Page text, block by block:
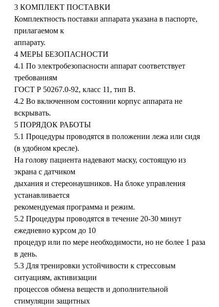
3 КОМПЛЕКТ ПОСТАВКИ
Комплектность поставки аппарата указана в паспорте,
прилагаемом к
аппарату.
4 МЕРЫ БЕЗОПАСНОСТИ
4.1 По электробезопасности аппарат соответствует
требованиям
ГОСТ Р 50267.0-92, класс 11, тип В.
4.2 Во включенном состоянии корпус аппарата не
вскрывать.
5 ПОРЯДОК РАБОТЫ
5.1 Процедуры проводятся в положении лежа или сидя
(в удобном кресле).
На голову пациента надевают маску, состоящую из
экрана с датчиком
дыхания и стереонаушников. На блоке управления
устанавливается
рекомендуемая программа и режим.
5.2 Процедуры проводятся в течение 20-30 минут
ежедневно курсом до 10
процедур или по мере необходимости, но не более 1 раза
в день.
5.3 Для тренировки устойчивости к стрессовым
ситуациям, активизации
процессов обмена веществ и дополнительной
стимуляции защитных